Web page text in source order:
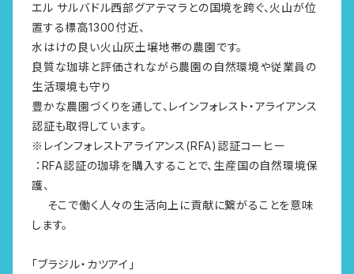
エル サルバドル西部グアテマラとの国境を跨ぐ、火山が位
置する標高1300付近、
水はけの良い火山灰土壌地帯の農園です。
良質な珈琲と評価されながら農園の自然環境や従業員の
生活環境も守り
豊かな農園づくりを通して、レインフォレスト・アライアンス
認証も取得しています。
※レインフォレストアライアンス(RFA)認証コーヒー
：RFA認証の珈琲を購入することで、生産国の自然環境保
護、
そこで働く人々の生活向上に貢献に繋がることを意味
します。
「ブラジル・カツアイ」